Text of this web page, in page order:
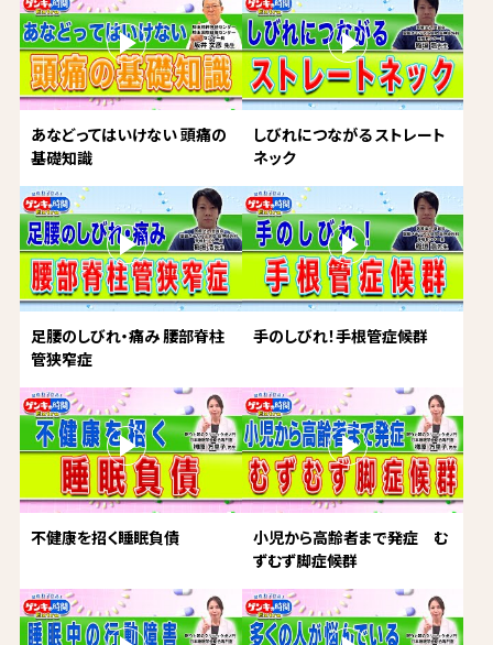
あなどってはいけない 頭痛の
基礎知識
しびれにつながる ストレート
ネック
足腰のしびれ・痛み 腰部脊柱
管狭窄症
手のしびれ！手根管症候群
不健康を招く睡眠負債
小児から高齢者まで発症 む
ずむず脚症候群